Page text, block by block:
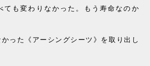
ても変わりなかった。もう寿命なのか
った《アーシングシーツ》を取り出し